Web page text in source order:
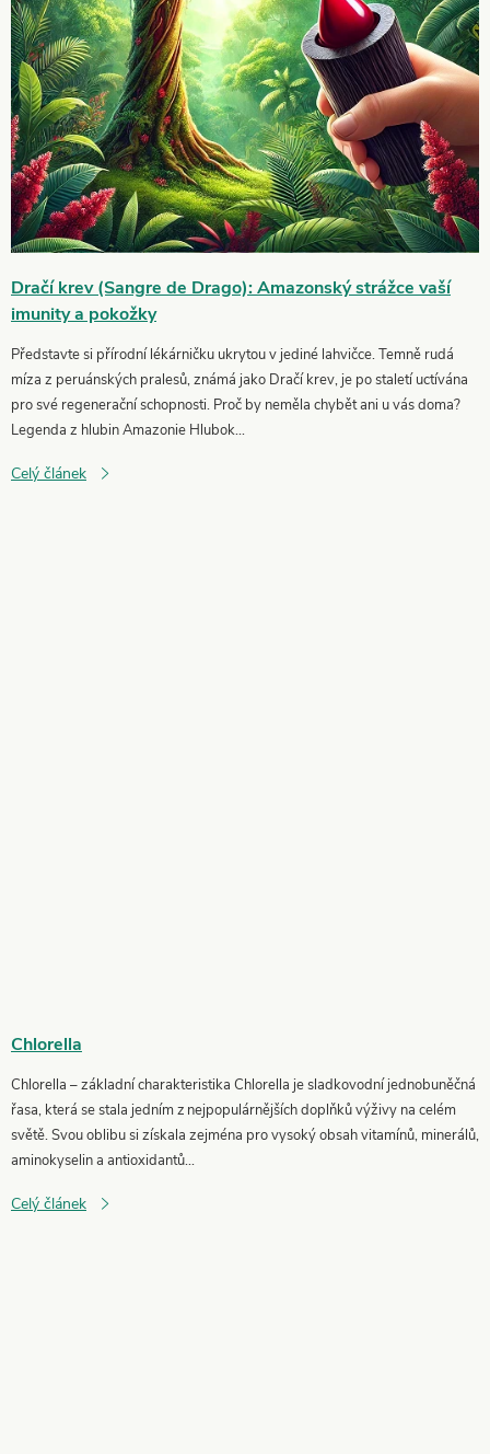
s
č
l
á
n
k
ů
Dračí krev (Sangre de Drago): Amazonský strážce vaší
imunity a pokožky
Představte si přírodní lékárničku ukrytou v jediné lahvičce. Temně rudá
míza z peruánských pralesů, známá jako Dračí krev, je po staletí uctívána
pro své regenerační schopnosti. Proč by neměla chybět ani u vás doma?
Legenda z hlubin Amazonie Hlubok...
Celý článek
Chlorella
Chlorella – základní charakteristika Chlorella je sladkovodní jednobuněčná
řasa, která se stala jedním z nejpopulárnějších doplňků výživy na celém
světě. Svou oblibu si získala zejména pro vysoký obsah vitamínů, minerálů,
aminokyselin a antioxidantů...
Celý článek